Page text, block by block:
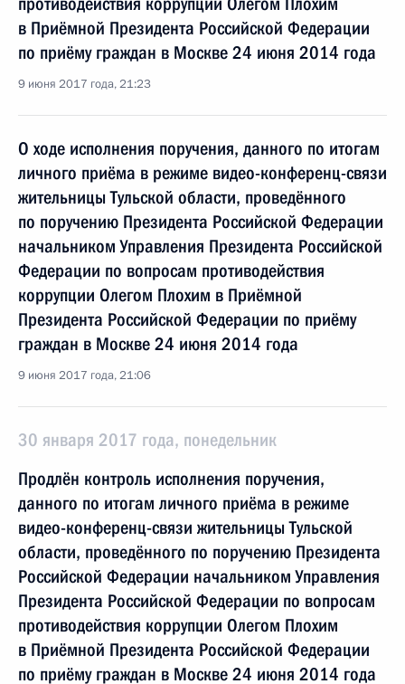
в Приёмной Президента Российской Федерации
по приёму граждан в Москве 24 июня 2014 года
9 июня 2017 года, 21:23
О ходе исполнения поручения, данного по итогам
личного приёма в режиме видео-конференц-связи
жительницы Тульской области, проведённого
по поручению Президента Российской Федерации
начальником Управления Президента Российской
Федерации по вопросам противодействия
коррупции Олегом Плохим в Приёмной
Президента Российской Федерации по приёму
граждан в Москве 24 июня 2014 года
9 июня 2017 года, 21:06
30 января 2017 года, понедельник
Продлён контроль исполнения поручения,
данного по итогам личного приёма в режиме
видео-конференц-связи жительницы Тульской
области, проведённого по поручению Президента
Российской Федерации начальником Управления
Президента Российской Федерации по вопросам
противодействия коррупции Олегом Плохим
в Приёмной Президента Российской Федерации
по приёму граждан в Москве 24 июня 2014 года